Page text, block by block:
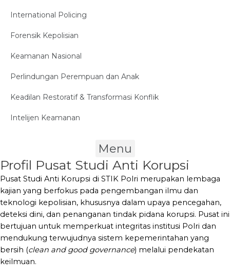
International Policing
Forensik Kepolisian
Keamanan Nasional
Perlindungan Perempuan dan Anak
Keadilan Restoratif & Transformasi Konflik
Intelijen Keamanan
Menu
Profil Pusat Studi Anti Korupsi
Pusat Studi Anti Korupsi di STIK Polri merupakan lembaga
kajian yang berfokus pada pengembangan ilmu dan
teknologi kepolisian, khususnya dalam upaya pencegahan,
deteksi dini, dan penanganan tindak pidana korupsi. Pusat ini
bertujuan untuk memperkuat integritas institusi Polri dan
mendukung terwujudnya sistem kepemerintahan yang
bersih (clean and good governance) melalui pendekatan
keilmuan.